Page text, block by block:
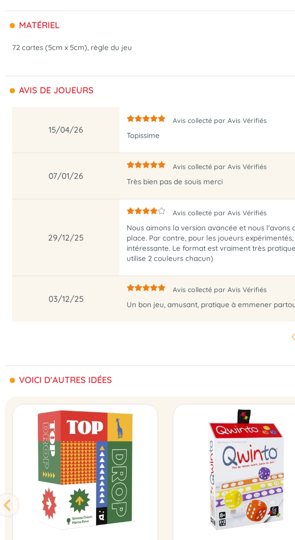
MATÉRIEL
72 cartes (5cm x 5cm), règle du jeu
AVIS DE JOUEURS
15/04/26
Avis collecté par Avis Vérifiés
Topissime
07/01/26
Avis collecté par Avis Vérifiés
Très bien pas de souis merci
29/12/25
Avis collecté par Avis Vérifiés
Nous aimons la version avancée et nous
place. Par contre, pour les joueurs
intéressante. Le format est vraiment très
utilise 2 couleurs chacun)
03/12/25
Avis collecté par Avis Vérifiés
Un bon jeu, amusant, pratique à emmener
VOICI D'AUTRES IDÉES